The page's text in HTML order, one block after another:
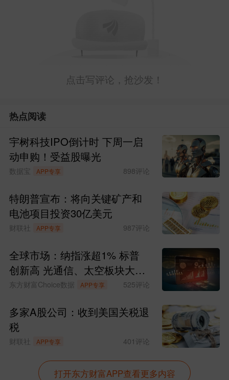
点击写评论，抢沙发！
热点阅读
宇树科技IPO倒计时 下周一启
动申购！受益股曝光
数据宝 APP专享 898评论
特朗普宣布：将向关键矿产和
电池项目投资30亿美元
财联社 APP专享 987评论
全球市场：纳指涨超1% 标普
创新高 光通信、太空板块大涨
SpaceX涨超15%
东方财富Choice数据 APP专享 525评论
多家A股公司：收到美国关税退
税
财联社 APP专享 401评论
打开东方财富APP查看更多内容